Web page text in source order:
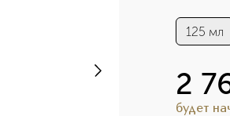
125 мл
2
будет